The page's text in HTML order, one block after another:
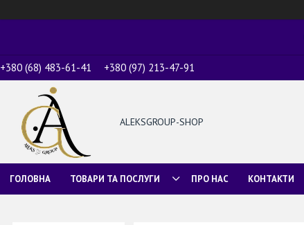
+380 (68) 483-61-41 +380 (97) 213-47-91
ALEKSGROUP-SHOP
ГОЛОВНА ТОВАРИ ТА ПОСЛУГИ ПРО НАС КОНТАКТИ